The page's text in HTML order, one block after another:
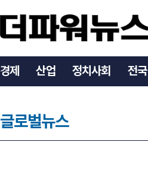
경제 산업 정치사회 전국
글로벌뉴스